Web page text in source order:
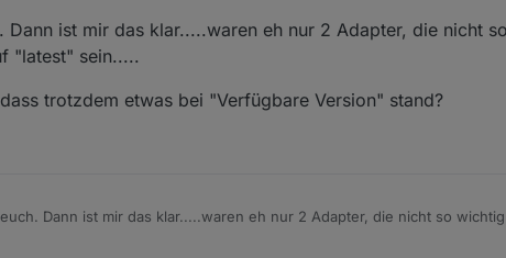
12:40
Dann ist mir das klar.....waren eh nur 2 Adapter, die nicht
"latest" sein.....
trotzdem etwas bei "Verfügbare Version" stand?
Dann ist mir das klar.....waren eh nur 2 Adapter, die nicht so